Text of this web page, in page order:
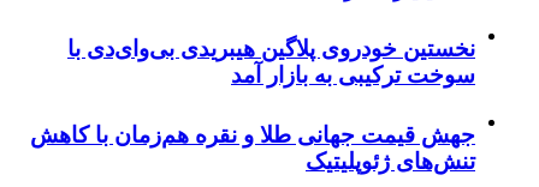
نخستین خودروی پلاگین هیبریدی بی‌وای‌دی با
سوخت ترکیبی به بازار آمد
جهش قیمت جهانی طلا و نقره هم‌زمان با کاهش
تنش‌های ژئوپلیتیک